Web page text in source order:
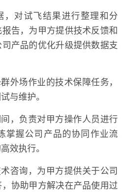
，对试飞结果进行整理和分
告，为甲方提供技术反馈和
产品的优化升级提供数据支
外场作业的技术保障任务，
与维护。
，负责对甲方操作人员进行
掌握公司产品的协同作业流
效执行。
咨询，为甲方提供关于公司
协助甲方解决在产品使用过